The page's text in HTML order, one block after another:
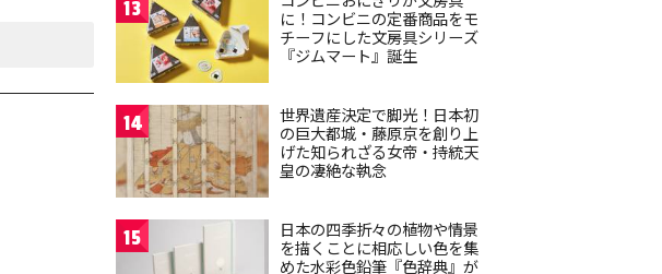
13
に！コンビニの定番商品をモ
チーフにした文房具シリーズ
『ジムマート』誕生
14
世界遺産決定で脚光！日本初
の巨大都城・藤原京を創り上
げた知られざる女帝・持統天
皇の凄絶な執念
15
日本の四季折々の植物や情景
を描くことに相応しい色を集
めた水彩色鉛筆『色辞典』が